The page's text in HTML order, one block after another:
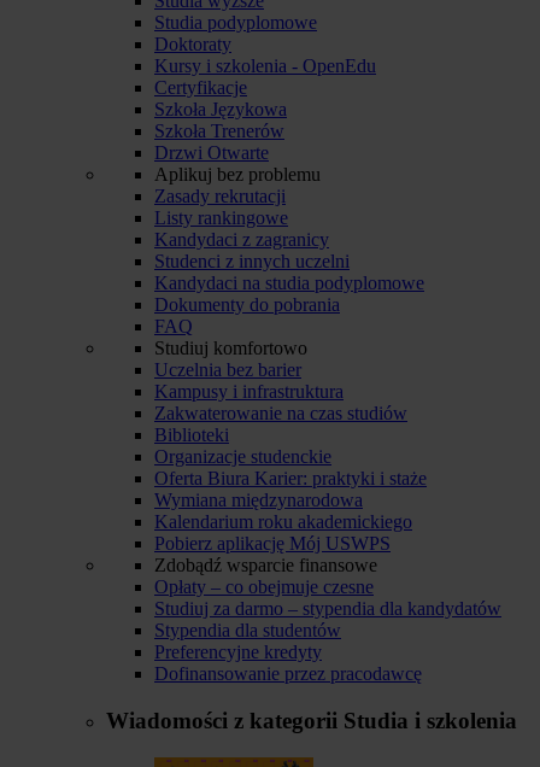
Studia podyplomowe
Doktoraty
Kursy i szkolenia - OpenEdu
Certyfikacje
Szkoła Językowa
Szkoła Trenerów
Drzwi Otwarte
Aplikuj bez problemu
Zasady rekrutacji
Listy rankingowe
Kandydaci z zagranicy
Studenci z innych uczelni
Kandydaci na studia podyplomowe
Dokumenty do pobrania
FAQ
Studiuj komfortowo
Uczelnia bez barier
Kampusy i infrastruktura
Zakwaterowanie na czas studiów
Biblioteki
Organizacje studenckie
Oferta Biura Karier: praktyki i staże
Wymiana międzynarodowa
Kalendarium roku akademickiego
Pobierz aplikację Mój USWPS
Zdobądź wsparcie finansowe
Opłaty – co obejmuje czesne
Studiuj za darmo – stypendia dla kandydatów
Stypendia dla studentów
Preferencyjne kredyty
Dofinansowanie przez pracodawcę
Wiadomości z kategorii Studia i szkolenia